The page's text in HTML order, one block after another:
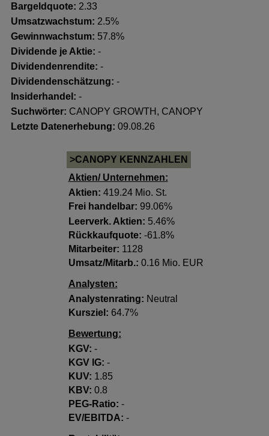
Bargeldquote: 2.33
Umsatzwachstum: 2.5%
Gewinnwachstum: 57.8%
Dividende je Aktie: -
Dividendenrendite: -
Dividendenschätzung: -
Insiderhandel : -
Suchwörter: CANOPY GROWTH, CANOPY
Letzte Datenerhebung: 09.08.26
>CANOPY KENNZAHLEN
Aktien/ Unternehmen:
Aktien: 419.24 Mio. St.
Frei handelbar: 99.06%
Leerverk. Aktien: 5.46%
Rückkaufquote: -61.8%
Mitarbeiter: 1128
Umsatz/Mitarb.: 0.16 Mio. EUR
Analysten:
Analystenrating: Neutral
Kursziel: 64.7%
Bewertung:
KGV: -
KGV lG: -
KUV: 1.85
KBV: 0.8
PEG-Ratio: -
EV/EBITDA: -